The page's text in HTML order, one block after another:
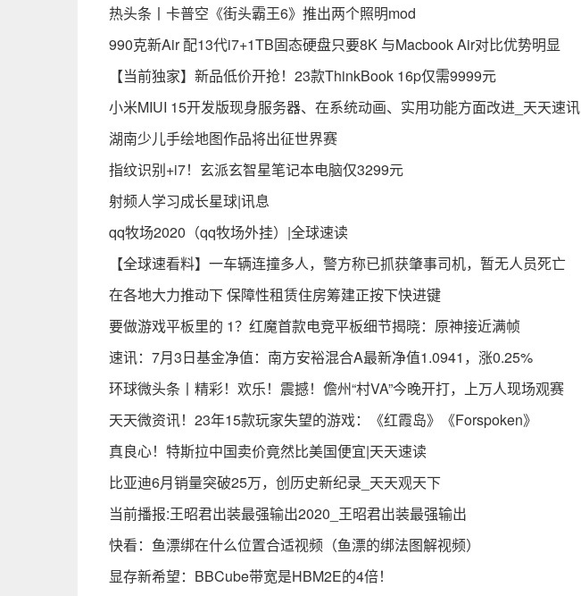
热头条丨卡普空《街头霸王6》推出两个照明mod
990克新Air 配13代i7+1TB固态硬盘只要8K 与Macbook Air对比优势明显
【当前独家】新品低价开抢！23款ThinkBook 16p仅需9999元
小米MIUI 15开发版现身服务器、在系统动画、实用功能方面改进_天天速讯
湖南少儿手绘地图作品将出征世界赛
指纹识别+i7！玄派玄智星笔记本电脑仅3299元
射频人学习成长星球|讯息
qq牧场2020（qq牧场外挂）|全球速读
【全球速看料】一车辆连撞多人，警方称已抓获肇事司机，暂无人员死亡
在各地大力推动下 保障性租赁住房筹建正按下快进键
要做游戏平板里的 1？红魔首款电竞平板细节揭晓：原神接近满帧
速讯：7月3日基金净值：南方安裕混合A最新净值1.0941，涨0.25%
环球微头条丨精彩！欢乐！震撼！儋州“村VA”今晚开打，上万人现场观赛
天天微资讯！23年15款玩家失望的游戏：《红霞岛》《Forspoken》
真良心！特斯拉中国卖价竟然比美国便宜|天天速读
比亚迪6月销量突破25万，创历史新纪录_天天观天下
当前播报:王昭君出装最强输出2020_王昭君出装最强输出
快看：鱼漂绑在什么位置合适视频（鱼漂的绑法图解视频）
显存新希望：BBCube带宽是HBM2E的4倍！